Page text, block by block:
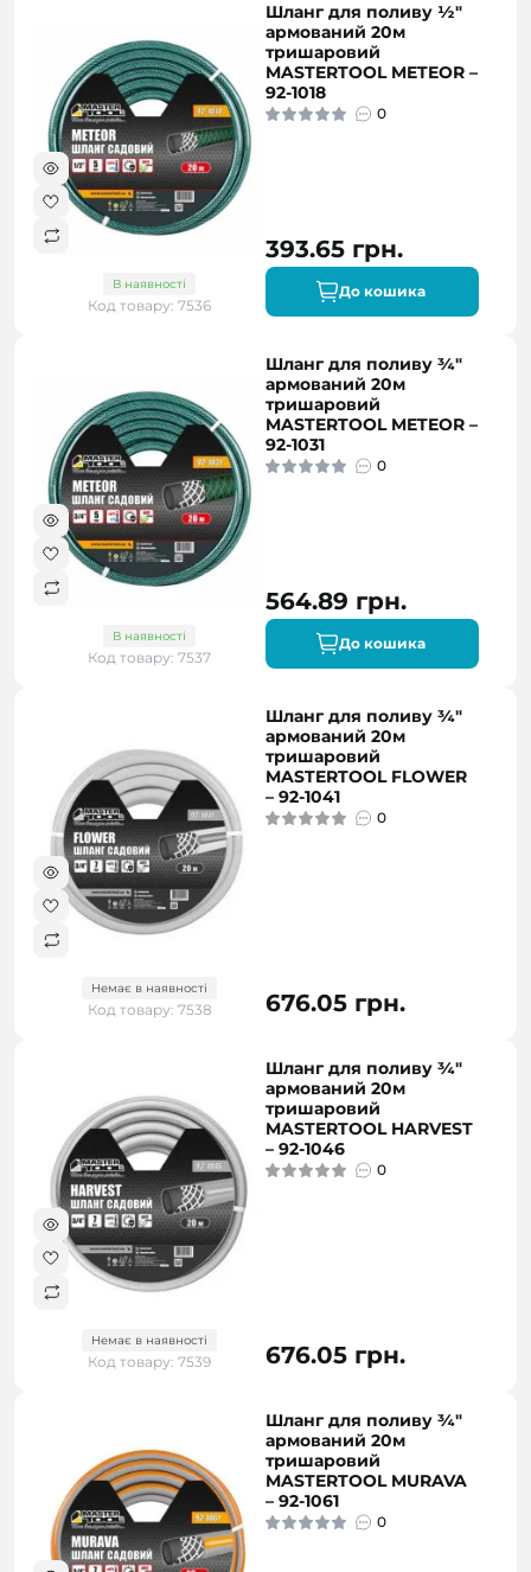
В наявності
Код товару: 7536
Шланг для поливу ½"
армований 20м
тришаровий
MASTERTOOL METEOR –
92-1018
0
393.65 грн.
До кошика
В наявності
Код товару: 7537
Шланг для поливу ¾"
армований 20м
тришаровий
MASTERTOOL METEOR –
92-1031
0
564.89 грн.
До кошика
Немає в наявності
Код товару: 7538
Шланг для поливу ¾"
армований 20м
тришаровий
MASTERTOOL FLOWER
– 92-1041
0
676.05 грн.
Немає в наявності
Код товару: 7539
Шланг для поливу ¾"
армований 20м
тришаровий
MASTERTOOL HARVEST
– 92-1046
0
676.05 грн.
Шланг для поливу ¾"
армований 20м
тришаровий
MASTERTOOL MURAVA
– 92-1061
0